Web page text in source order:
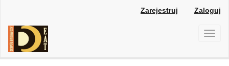
Main
Content
Sidebar
Zarejestruj Zaloguj